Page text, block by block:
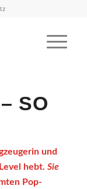
SO
und
hebt. Sie
Pop-